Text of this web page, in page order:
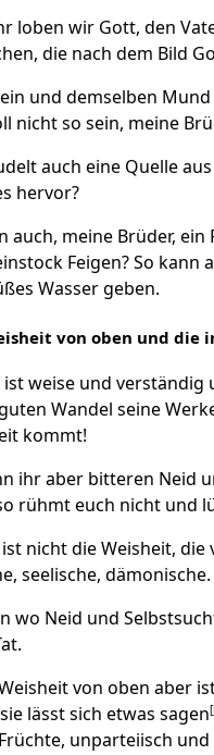
loben wir Gott, den
die nach dem Bild
und demselben
nicht so sein, meine
auch eine Quelle
hervor?
auch, meine Brüder,
Feigen? So kann
Wasser geben.
von oben und die
ist weise und verständig
Wandel seine
kommt!
ihr aber bitteren Neid
rühmt euch nicht und
ist nicht die Weisheit,
seelische, dämonische.
wo Neid und
von oben aber
lässt sich etwas sagen[
unparteiisch und